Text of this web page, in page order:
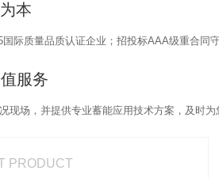
本
际质量品质认证企业；招投标AAA级重合同
服务
现场，并提供专业蓄能应用技术方案，及时
PRODUCT